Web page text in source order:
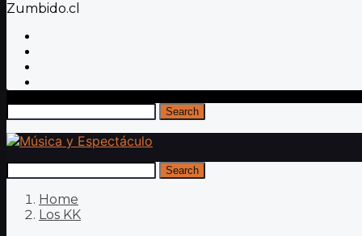
Zumbido.cl
Search
Search
Home
Los KK